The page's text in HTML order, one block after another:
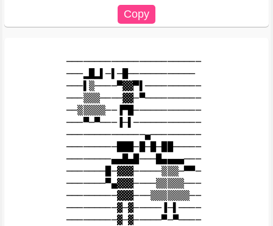
────────────────────────
───▂█▂▌─▌─█────────────
───▌▒────▀▓▓▀▌──────────
───▒▒▒────▓▓─▀──────────
──▒▒▒▒▒──▐▀█────────────
───▀─▀───▐─▌────────────
──────────────▄─────────
─────────███─█─█─██─────
────────▄▄█▄█───█▄▄▄▄───
───────█─▓▓▓─────▒▒▒─▀▀─
───────▀▄▓▓▓────▒▒▒▒▒───
─────────▓▓▓───▒▒▒▒▒▒▒──
─────────▓─▓─────▐─▌────
─────────▓─▓─────▀─▀────